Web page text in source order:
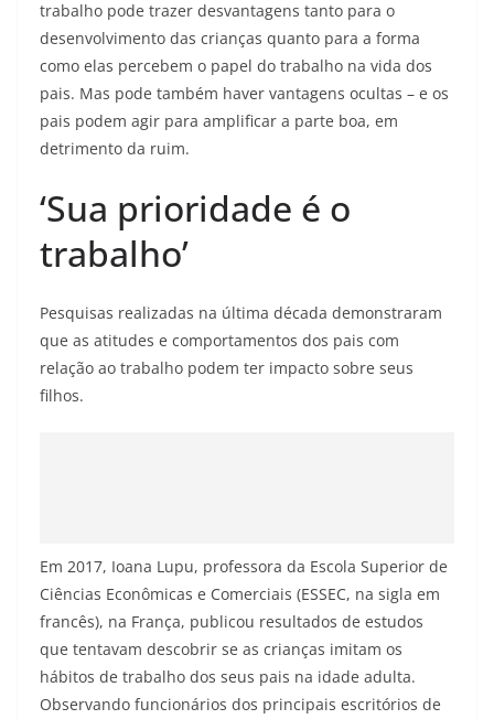
trabalho pode trazer desvantagens tanto para o
desenvolvimento das crianças quanto para a forma
como elas percebem o papel do trabalho na vida dos
pais. Mas pode também haver vantagens ocultas – e os
pais podem agir para amplificar a parte boa, em
detrimento da ruim.
‘Sua prioridade é o
trabalho’
Pesquisas realizadas na última década demonstraram
que as atitudes e comportamentos dos pais com
relação ao trabalho podem ter impacto sobre seus
filhos.
Em 2017, Ioana Lupu, professora da Escola Superior de
Ciências Econômicas e Comerciais (ESSEC, na sigla em
francês), na França, publicou resultados de estudos
que tentavam descobrir se as crianças imitam os
hábitos de trabalho dos seus pais na idade adulta.
Observando funcionários dos principais escritórios de